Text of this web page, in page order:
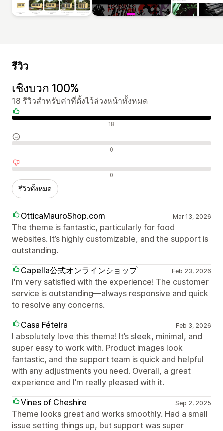
รีวิว
เชิงบวก 100%
18 รีวิวสำหรับค่าที่ตั้งไว้ล่วงหน้าทั้งหมด
รีวิวเชิงบวก 18
รีวิวที่เป็นกลาง 0
รีวิวเชิงลบ 0
รีวิวทั้งหมด
OtticaMauroShop.com Mar 13, 2026
The theme is fantastic, particularly for food
websites. It’s highly customizable, and the support is
outstanding.
Capella公式オンラインショップ
Feb 23, 2026
I'm very satisfied with the experience! The customer
service is outstanding—always responsive and quick
to resolve any concerns.
Casa Féteira
Feb 3, 2026
I absolutely love this theme! It’s sleek, minimal, and
super easy to work with. Product images look
fantastic, and the support team is quick and helpful
with any adjustments you need. Overall, a great
experience and I’m really pleased with it.
Vines of Cheshire
Sep 2, 2025
Theme looks great and works smoothly. Had a small
issue setting things up, but support was super